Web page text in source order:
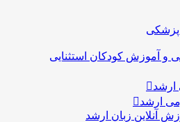
پزشکی
و آموزش کودکان استثنایی
ارشد
ارشد
آنلاین زبان ارشد